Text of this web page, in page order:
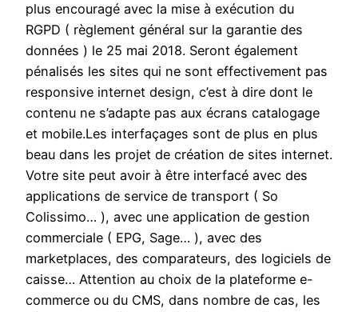
plus encouragé avec la mise à exécution du
RGPD ( règlement général sur la garantie des
données ) le 25 mai 2018. Seront également
pénalisés les sites qui ne sont effectivement pas
responsive internet design, c’est à dire dont le
contenu ne s’adapte pas aux écrans catalogage
et mobile.Les interfaçages sont de plus en plus
beau dans les projet de création de sites internet.
Votre site peut avoir à être interfacé avec des
applications de service de transport ( So
Colissimo… ), avec une application de gestion
commerciale ( EPG, Sage… ), avec des
marketplaces, des comparateurs, des logiciels de
caisse… Attention au choix de la plateforme e-
commerce ou du CMS, dans nombre de cas, les